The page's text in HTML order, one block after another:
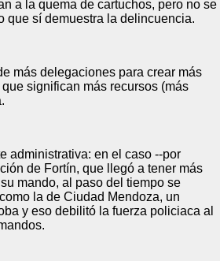
a la quema de cartuchos, pero no se
que sí demuestra la delincuencia.
más delegaciones para crear más
significan más recursos (más
administrativa: en el caso --por
de Fortín, que llegó a tener más
mando, al paso del tiempo se
la de Ciudad Mendoza, un
y eso debilitó la fuerza policiaca al